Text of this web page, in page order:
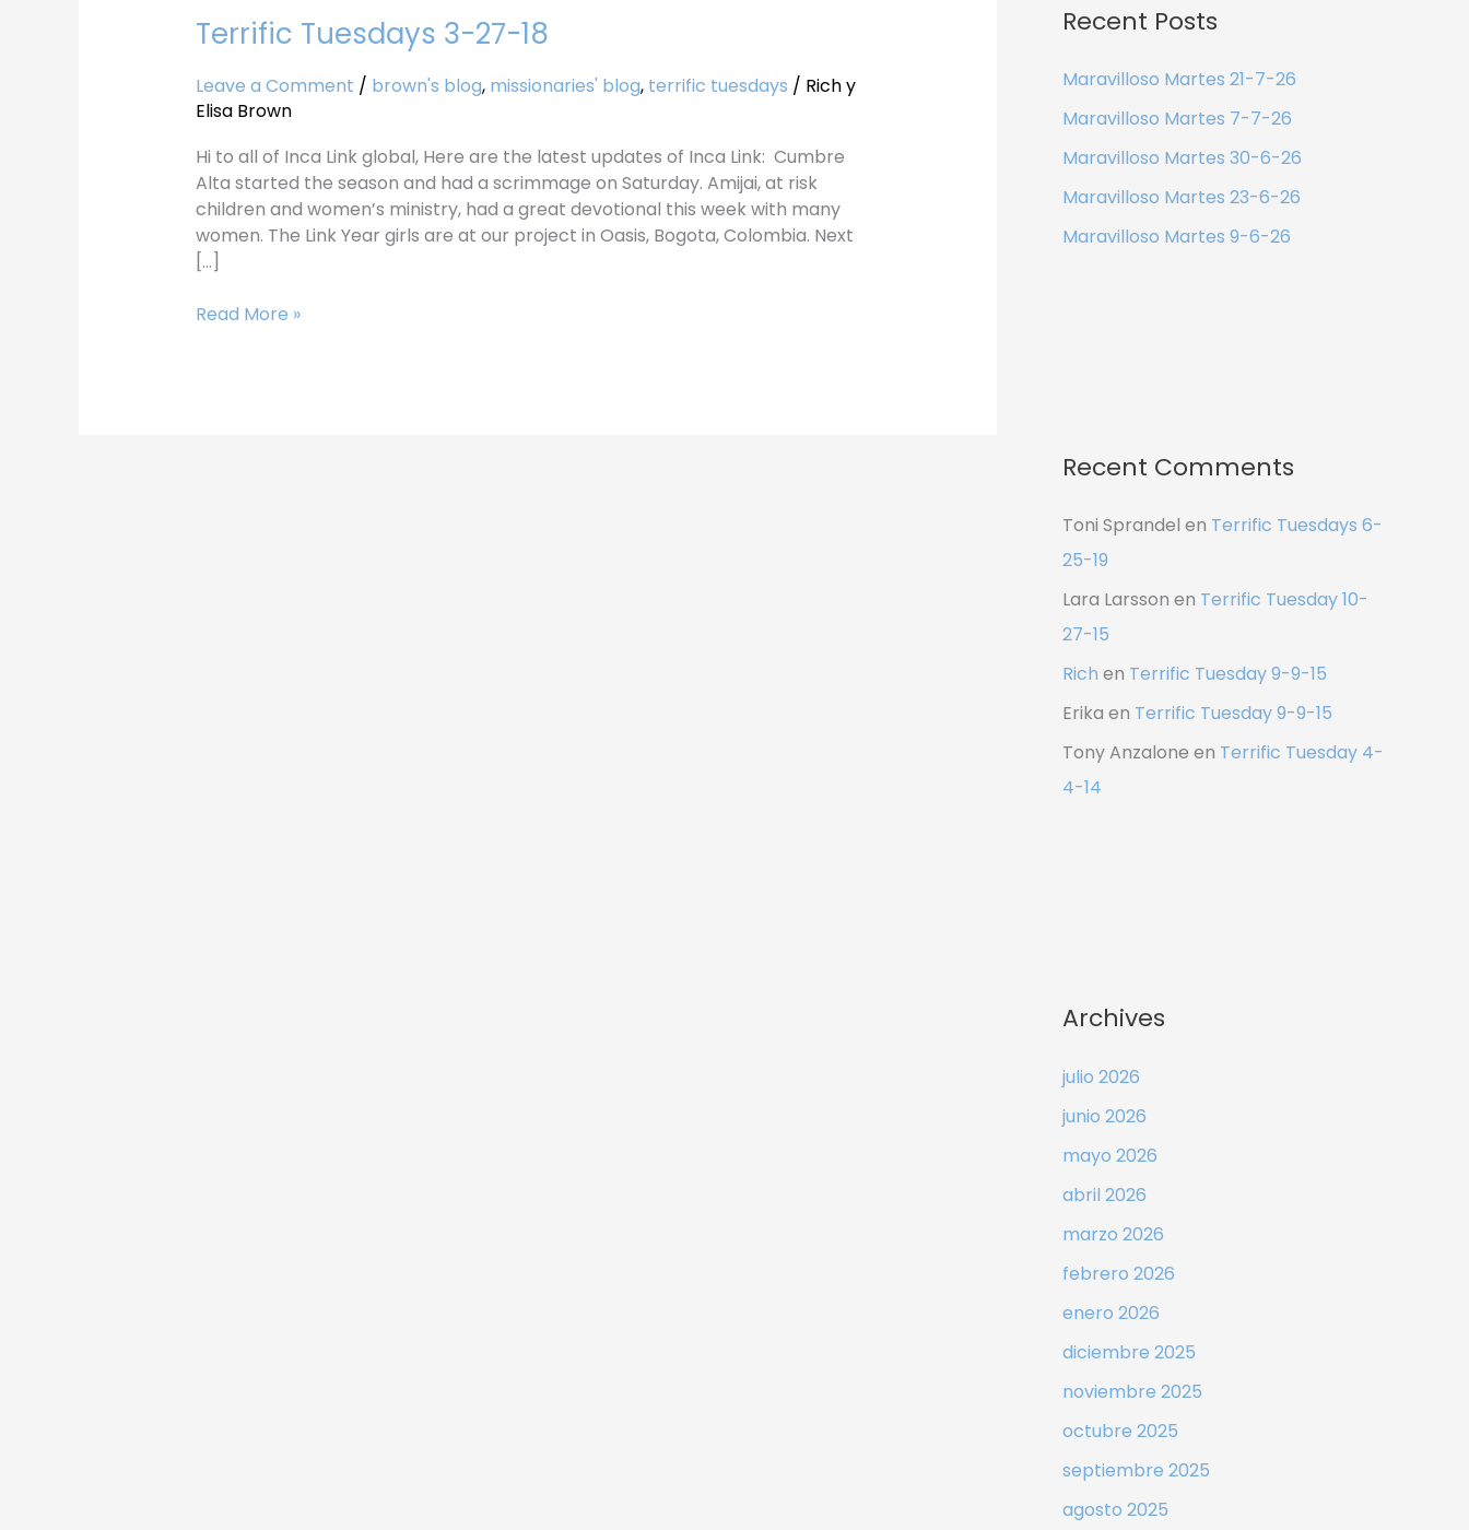
Terrific Tuesdays 3-27-18
Leave a Comment / brown's blog, missionaries' blog, terrific tuesdays / Rich y
Elisa Brown
Hi to all of Inca Link global, Here are the latest updates of Inca Link: Cumbre
Alta started the season and had a scrimmage on Saturday. Amijai, at risk
children and women’s ministry, had a great devotional this week with many
women. The Link Year girls are at our project in Oasis, Bogota, Colombia. Next
[…]
Terrific
3-
27-
Read More »
Recent Posts
Maravilloso Martes 21-7-26
Maravilloso Martes 7-7-26
Maravilloso Martes 30-6-26
Maravilloso Martes 23-6-26
Maravilloso Martes 9-6-26
Recent Comments
Toni Sprandel en Terrific Tuesdays 6-
25-19
Lara Larsson en Terrific Tuesday 10-
27-15
Rich en Terrific Tuesday 9-9-15
Erika en Terrific Tuesday 9-9-15
Tony Anzalone en Terrific Tuesday 4-
4-14
Archives
julio 2026
junio 2026
mayo 2026
abril 2026
marzo 2026
febrero 2026
enero 2026
diciembre 2025
noviembre 2025
octubre 2025
septiembre 2025
agosto 2025